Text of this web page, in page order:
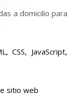
a domicilio para
CSS, JavaScript,
sitio web